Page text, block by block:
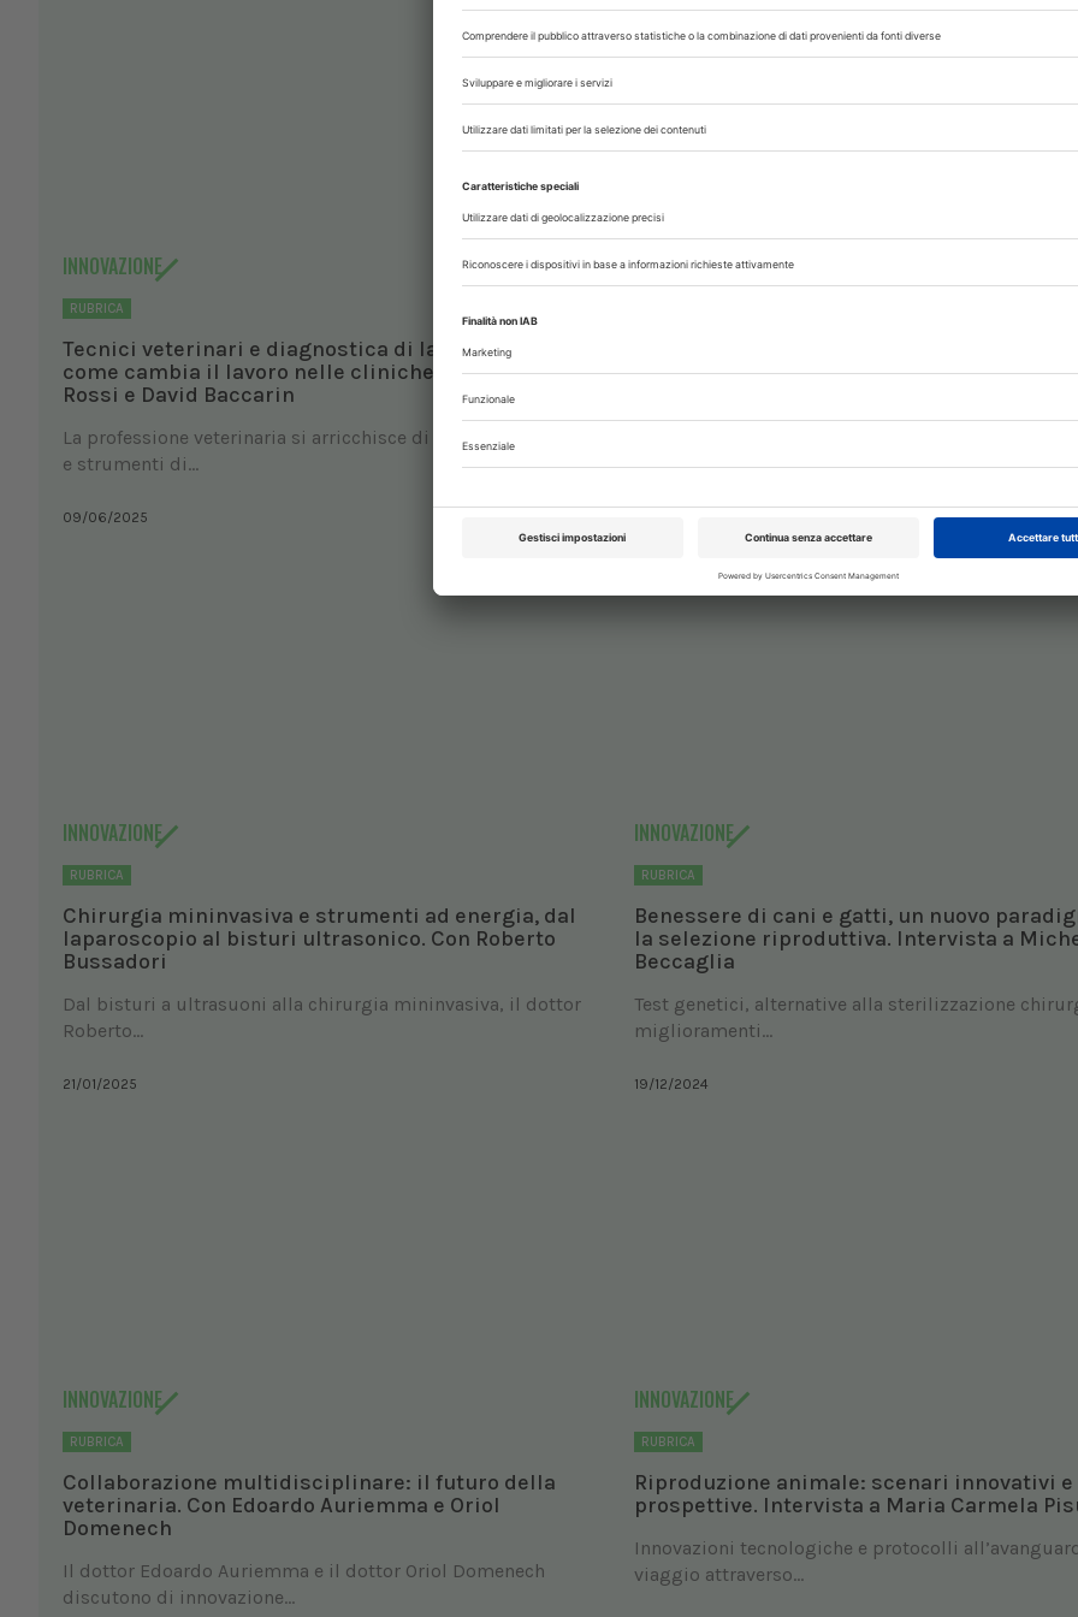
INNOVAZIONE
RUBRICA
Tecnici veterinari e diagnostica di laboratorio:
come cambia il lavoro nelle cliniche. Con Fulvia Ada
Rossi e David Baccarin
La professione veterinaria si arricchisce di figure di supporto
e strumenti di...
INNOVAZIONE
della diagnosi precoce. Con Fulvia Ada
L’intervista alla dottoressa Fulvia Ada Rossi ci
09/06/2025
INNOVAZIONE
RUBRICA
Chirurgia mininvasiva e strumenti ad energia, dal
laparoscopio al bisturi ultrasonico. Con Roberto
Bussadori
Dal bisturi a ultrasuoni alla chirurgia mininvasiva, il dottor
Roberto...
INNOVAZIONE
RUBRICA
Benessere di cani e gatti, un nuovo
la selezione riproduttiva. Intervista a
Beccaglia
Test genetici, alternative alla sterilizzazione
miglioramenti...
21/01/2025
INNOVAZIONE
RUBRICA
Collaborazione multidisciplinare: il futuro della
veterinaria. Con Edoardo Auriemma e Oriol
Domenech
Il dottor Edoardo Auriemma e il dottor Oriol Domenech
discutono di innovazione...
19/12/2024
INNOVAZIONE
RUBRICA
Riproduzione animale: scenari innovativi e
prospettive. Intervista a Maria Carmela
Innovazioni tecnologiche e protocolli
viaggio attraverso...